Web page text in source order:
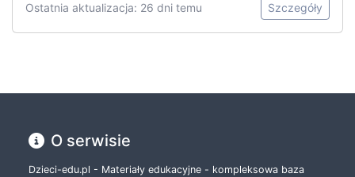
Ostatnia aktualizacja: 26 dni temu Szczegóły
O serwisie
Dzieci-edu.pl - Materiały edukacyjne - kompleksowa baza